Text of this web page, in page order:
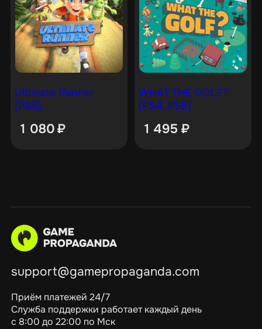
Ultimate Runner
[PS5]
1 080₽
WHAT THE GOLF?
[PS4, PS5]
1 495 ₽
support@gamepropaganda.com
Приём платежей 24/7
Служба поддержки работает каждый день
с 8:00 до 22:00 по Мск